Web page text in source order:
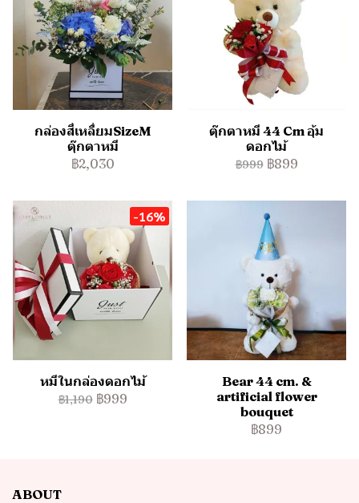
กล่องสี่เหลื่ยมSizeM
ตุ๊กตาหมี
฿2,030
ตุ๊กตาหมี 44 Cm อุ้ม
ดอกไม้
฿999 ฿899
-16%
หมีในกล่องดอกไม้
฿1,190 ฿999
Bear 44 cm. &
artificial flower
bouquet
฿899
ABOUT